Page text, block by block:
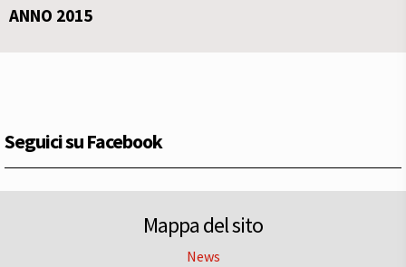
ANNO 2015
Seguici su Facebook
Mappa del sito
News